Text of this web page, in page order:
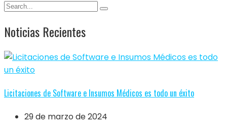
Noticias Recientes
Licitaciones de Software e Insumos Médicos es todo un éxito
29 de marzo de 2024